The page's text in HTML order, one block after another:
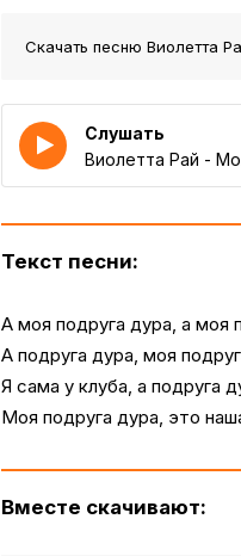
Скачать песню Виолетта
Слушать
Виолетта Рай -
Текст песни:
А моя подруга дура, а моя
А подруга дура, моя
Я сама у клуба, а подруга
Моя подруга дура, это
Вместе скачивают: